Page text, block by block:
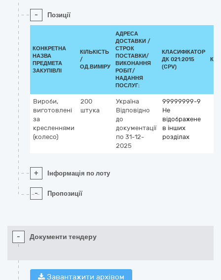
- Позиції
КОНКРЕТНА
НАЗВА
ПРЕДМЕТА
ЗАКУПІВЛІ
КІЛЬКІСТЬ
/
ОД.ВИМІРУ
АДРЕСА
ДОСТАВКИ /
СТРОК
ПОСТАВКИ/
ВИКОНАННЯ
РОБІТ/
НАДАННЯ
ПОСЛУГ:
КЛАСИФІКАТОР
ДК 021:2015
(CPV)
Вироби,
виготовлені
за
кресленнями
(колесо)
200
штука
Україна
Відповідно
до
документації
по 31-12-
2025
99999999-9
Не
відображене
в інших
розділах
+ Інформація по лоту
- Пропозиції
- Документи тендеру
Завантажити архівом